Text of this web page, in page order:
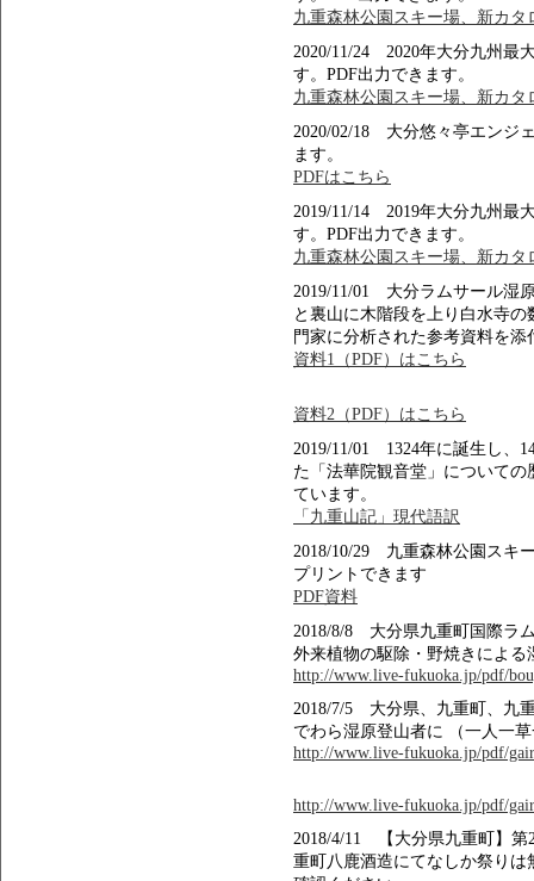
九重森林公園スキー場、新カタ
2020/11/24 2020年大分九州最
す。PDF出力できます。
九重森林公園スキー場、新カタ
2020/02/18 大分悠々亭エンジ
ます。
PDFはこちら
2019/11/14 2019年大分九州最
す。PDF出力できます。
九重森林公園スキー場、新カタ
2019/11/01 大分ラムサール湿
と裏山に木階段を上り白水寺
門家に分析された参考資料を添
資料1（PDF）はこちら
資料2（PDF）はこちら
2019/11/01 1324年に誕生し、
た「法華院観音堂」について
ています。
「九重山記」現代語訳
2018/10/29 九重森林公園スキ
プリントできます
PDF資料
2018/8/8 大分県九重町国際ラ
外来植物の駆除・野焼きによ
http://www.live-fukuoka.jp/pdf/
2018/7/5 大分県、九重町、九
でわら湿原登山者に （一人一
http://www.live-fukuoka.jp/pdf/
http://www.live-fukuoka.jp/pdf/
2018/4/11 【大分県九重町】第
重町八鹿酒造にてなしか祭り